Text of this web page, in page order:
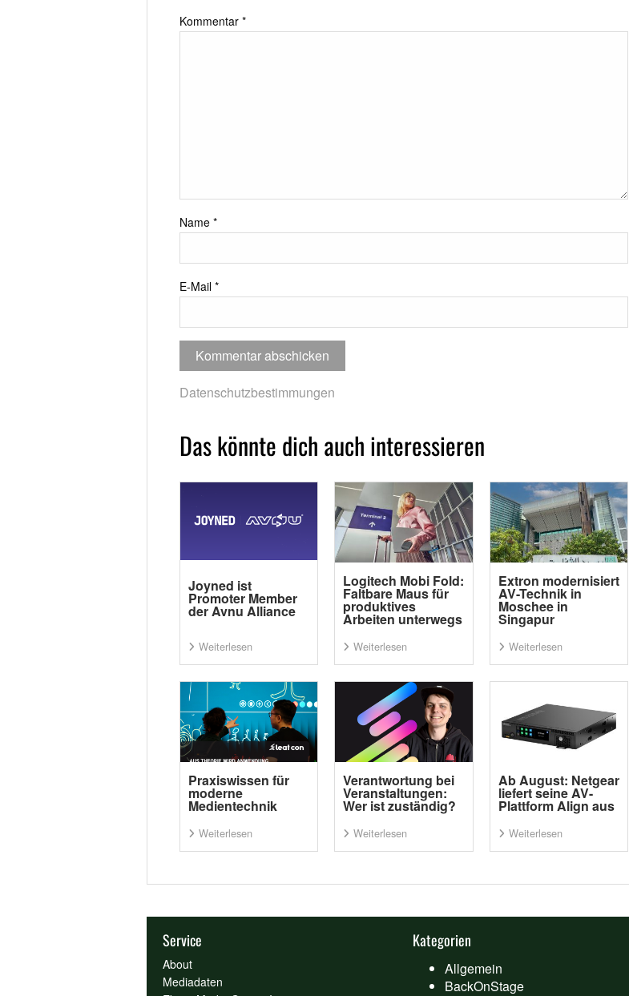
Kommentar *
Name *
E-Mail *
Datenschutzbestimmungen
Das könnte dich auch interessieren
Joyned ist
Promoter Member
der Avnu Alliance
Weiterlesen
Logitech Mobi Fold:
Faltbare Maus für
produktives
Arbeiten unterwegs
Weiterlesen
Extron modernisiert
AV-Technik in
Moschee in
Singapur
Weiterlesen
Praxiswissen für
moderne
Medientechnik
Weiterlesen
Verantwortung bei
Veranstaltungen:
Wer ist zuständig?
Weiterlesen
Ab August: Netgear
liefert seine AV-
Plattform Align aus
Weiterlesen
Service
About
Mediadaten
Kategorien
Allgemein
BackOnStage